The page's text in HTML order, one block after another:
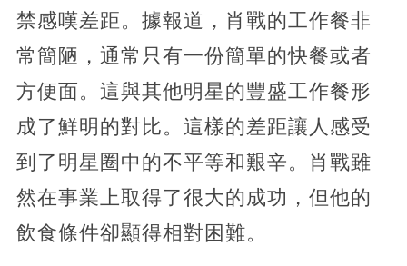
禁感嘆差距。據報道，肖戰的工作餐非
常簡陋，通常只有一份簡單的快餐或者
方便面。這與其他明星的豐盛工作餐形
成了鮮明的對比。這樣的差距讓人感受
到了明星圈中的不平等和艱辛。肖戰雖
然在事業上取得了很大的成功，但他的
飲食條件卻顯得相對困難。